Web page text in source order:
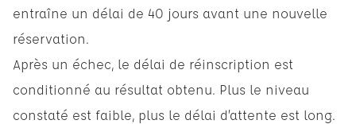
entraîne un délai de 40 jours avant une nouvelle
réservation.
Après un échec, le délai de réinscription est
conditionné au résultat obtenu. Plus le niveau
constaté est faible, plus le délai d’attente est long.